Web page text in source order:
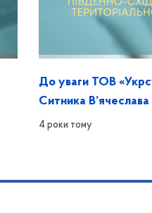
До уваги ТОВ
Ситника
4 роки тому